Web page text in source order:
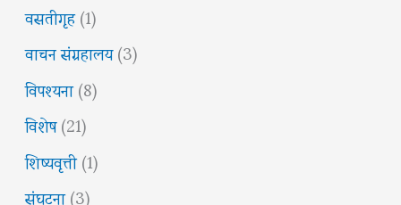
वसतीगृह(1)
वाचन संग्रहालय(3)
विपश्यना(8)
विशेष(21)
शिष्यवृत्ती(1)